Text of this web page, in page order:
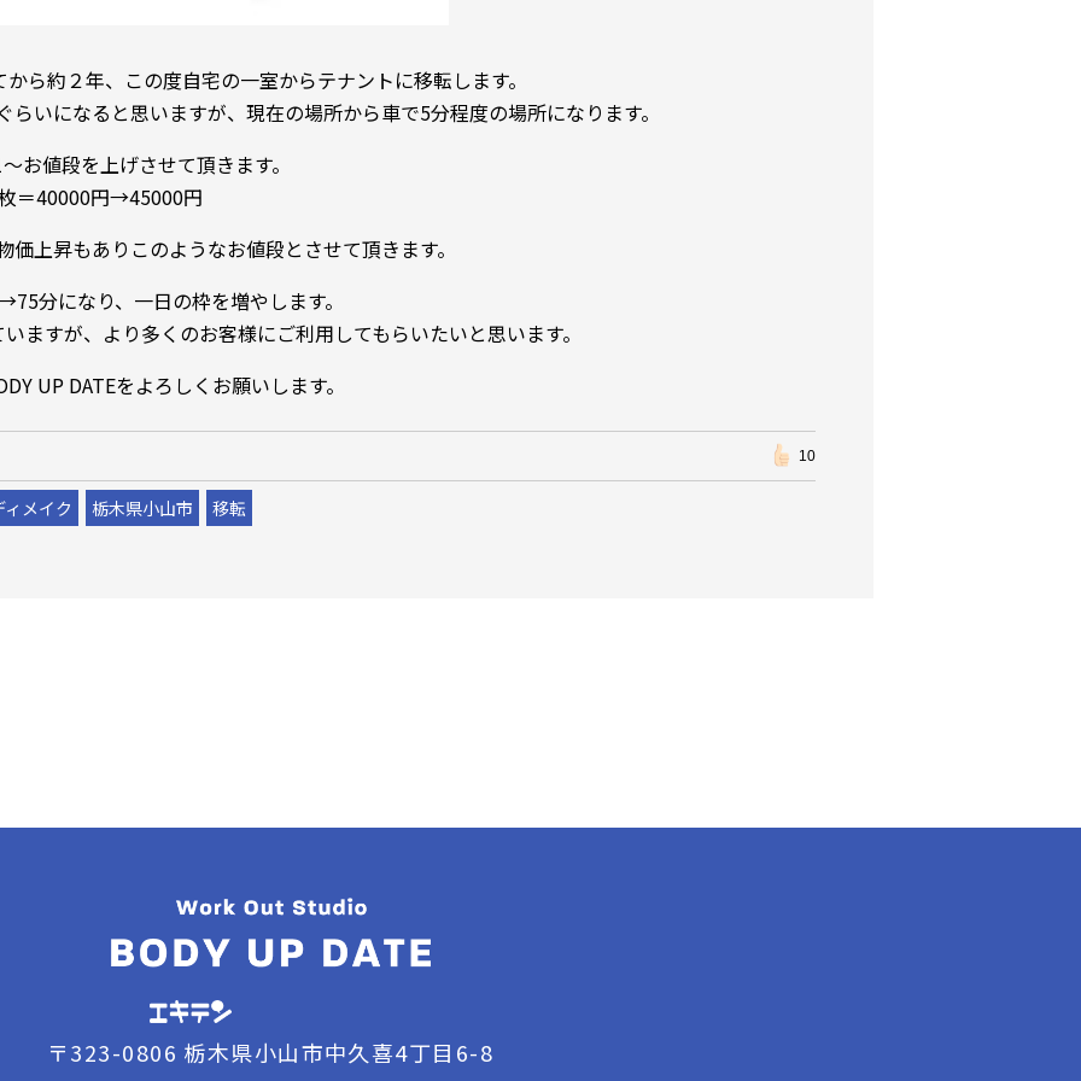
ら約２年、この度自宅の一室からテナントに移転します。
いになると思いますが、現在の場所から車で5分程度の場所になります。
お値段を上げさせて頂きます。
＝40000円→45000円
上昇もありこのようなお値段とさせて頂きます。
分になり、一日の枠を増やします。
ますが、より多くのお客様にご利用してもらいたいと思います。
UP DATEをよろしくお願いします。
10
ィメイク 栃木県小山市 移転
〒323-0806 栃木県小山市中久喜4丁目6-8